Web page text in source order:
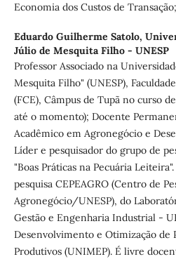
Economia dos Custos de
Eduardo Guilherme Satolo,
Júlio de Mesquita Filho - UNESP
Professor Associado na
Mesquita Filho" (UNESP),
(FCE), Câmpus de Tupã no curso
até o momento); Docente
Acadêmico em Agronegócio e
Líder e pesquisador do grupo de
"Boas Práticas na Pecuária
pesquisa CEPEAGRO (Centro de
Agronegócio/UNESP), do
Gestão e Engenharia Industrial -
Desenvolvimento e Otimização de
Produtivos (UNIMEP). É livre